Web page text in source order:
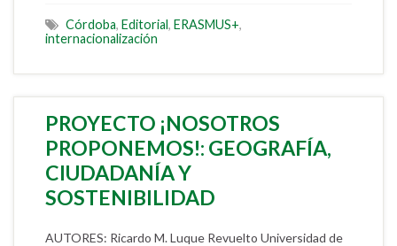
Córdoba, Editorial, ERASMUS+,
internacionalización
PROYECTO ¡NOSOTROS
PROPONEMOS!: GEOGRAFÍA,
CIUDADANÍA Y
SOSTENIBILIDAD
AUTORES: Ricardo M. Luque Revuelto Universidad de